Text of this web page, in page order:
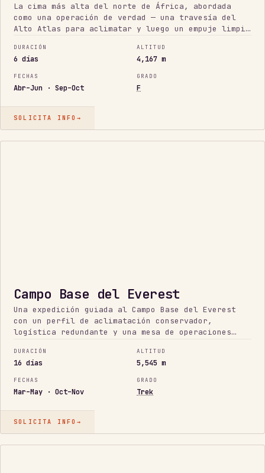
La cima más alta del norte de África, abordada
como una operación de verdad — una travesía del
Alto Atlas para aclimatar y luego un empuje limpio
sólido, con logística corta y fiable.
DURACIÓN
6 días
ALTITUD
4,167 m
FECHAS
Abr–Jun · Sep–Oct
GRADO
F
SOLICITA INFO →
Campo Base del Everest
Una expedición guiada al Campo Base del Everest
con un perfil de aclimatación conservador,
logística redundante y una mesa de operaciones
DURACIÓN
16 días
ALTITUD
5,545 m
FECHAS
Mar–May · Oct–Nov
GRADO
Trek
SOLICITA INFO →